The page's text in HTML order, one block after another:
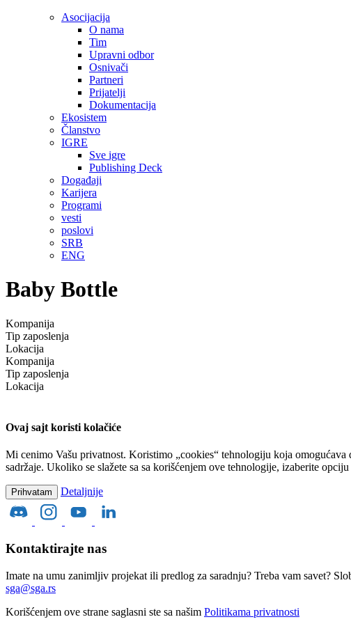
Asocijacija
O nama
Tim
Upravni odbor
Osnivači
Partneri
Prijatelji
Dokumentacija
Ekosistem
Članstvo
IGRE
Sve igre
Publishing Deck
Događaji
Karijera
Programi
vesti
poslovi
SRB
ENG
Baby Bottle
Kompanija
Tip zaposlenja
Lokacija
Kompanija
Tip zaposlenja
Lokacija
Ovaj sajt koristi kolačiće
Mi cenimo Vašu privatnost. Koristimo „cookies“ tehnologiju koja
sadržaje. Ukoliko se slažete sa sa korišćenjem ove tehnologije, izaberite opciju
Prihvatam Detaljnije
Kontaktirajte nas
Imate na umu zanimljiv projekat ili predlog za saradnju? Treba vam savet?
sga@sga.rs
Korišćenjem ove strane saglasni ste sa našim Politikama privatnosti